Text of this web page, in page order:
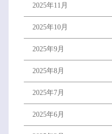
2025年11月
2025年10月
2025年9月
2025年8月
2025年7月
2025年6月